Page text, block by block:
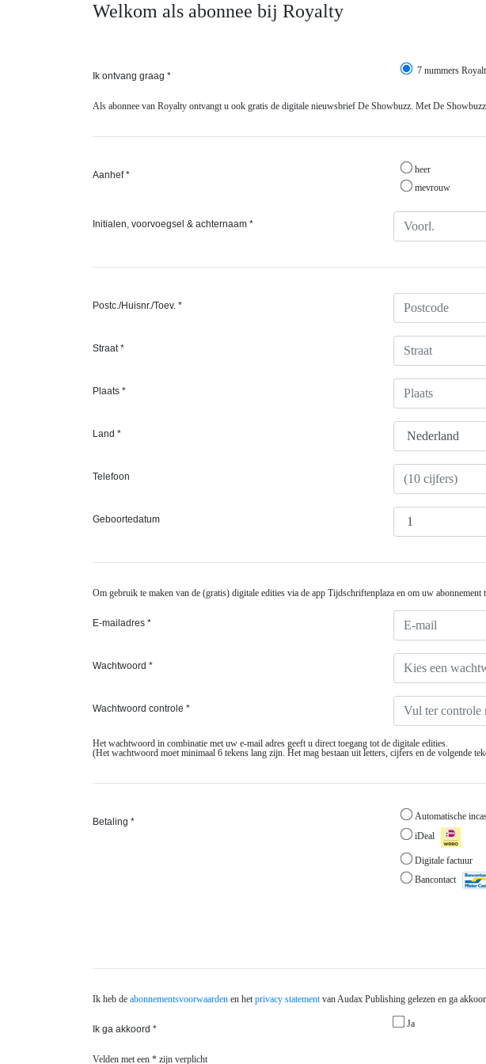
Welkom als abonnee bij Royalty
Ik ontvang graag * 7 nummers
Als abonnee van Royalty ontvangt u ook gratis de digitale nieuwsbrief De Showbuzz. Met De
Aanhef *
heer
mevrouw
Initialen, voorvoegsel & achternaam *
Postc./Huisnr./Toev. *
Straat *
Plaats *
Land *
Telefoon
Geboortedatum
Om gebruik te maken van de (gratis) digitale edities via de app Tijdschriftenplaza en om uw
E-mailadres *
Wachtwoord *
Wachtwoord controle *
Het wachtwoord in combinatie met uw e-mail adres geeft u direct toegang tot de digitale edities.
(Het wachtwoord moet minimaal 6 tekens lang zijn. Het mag bestaan uit letters, cijfers en de volgende
Betaling *
Automatische
iDeal
Digitale factuur
Bancontact
Ik heb de abonnementsvoorwaarden en hetprivacy statementvan Audax Publishing gelezen en ga
Ik ga akkoord * Ja
Velden met een * zijn verplicht